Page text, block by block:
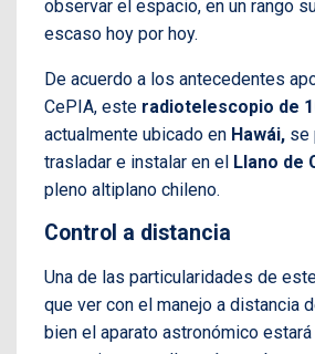
observar el espacio, en un rango
escaso hoy por hoy.
De acuerdo a los antecedentes
CePIA, este radiotelescopio de
actualmente ubicado en Hawái, se
trasladar e instalar en el Llano de
pleno altiplano chileno.
Control a distancia
Una de las particularidades de
que ver con el manejo a distancia
bien el aparato astronómico